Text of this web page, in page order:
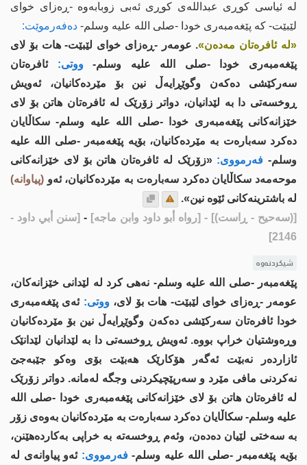
لە ئیاسی کوڕی عبداللەی کوڕی ئەبی زوبابەوە -ڕەزای خوای
لێبێت- کە پێغەمبەری خودا -صلى اللە علیە وسلم- دەفەرموێت:
«لە ئافرەتان مەدەن». عومەر -ڕەزای خوای لێبێت- هات بۆ لای
پێغەمبەری خودا -صلى اللە علیە وسلم-ووتی: ئافرەتان
سەرکێشی دەکەن وگوێڕایەڵ نین بۆ مێردەکانیان، ئەویش
ڕوخسەتی دا بە لێدانیان، دواتر زۆرێک لە ئافرەتان هاتن بۆ لای
خێزانەکانی پێغەمبەری خودا -صلى اللە علیە وسلم- سکاڵایان
دەكرد سەبارەت بە مێردەکانیان، بۆیە پێغەمبەر -صلى اللە علیە
وسلم- فەرمووی: «زۆرێک لە ئافرەتان هاتن بۆ لای خێزانەکانی
موحەمەد سکاڵایان دەكرد سەبارەت بە مێردەکانیان، ئەو (پیاوانە)
لە باشترینەکانی ئێوە نین».
[(سەحیح - ڕاست)] - [رواه أبو داود وابن ماجه] - [سنن أبي داود -
2146]
شیکردنەوە
پێغەمبەر -صلى الله عليه وسلم- نەهی کرد لە لێدانی خێزانەکان،
عومەر -ڕەزای خوای لێبێت- هات بۆ لای، ووتی: ئەی پێغەمبەری
خودا ئافرەتان سەرکێشی دەکەن وگوێڕایەڵ نین بۆ مێردەکانیان
وڕەوشتیان خراپ بووە. ئەویش ڕوخسەتی دا بە لێدانیان لێدانێک
ئازاردەر نەبێت ئەگەر هۆکارێک هەبێت بۆی وەکو جێبەجێ
نەکردنی مافی مێرد و سەرپێچیکردنی وجگە لەمانە. دواتر زۆرێک
لە ئافرەتان هاتن بۆ لای خێزانەکانی پێغەمبەری خودا -صلى اللە
علیە وسلم- سکاڵایان دەكرد سەبارەت بە مێردەکانیان بەوەی زۆر
بە سەختی لێیان دەدەن، وئەم ڕوخسەتە بە خراپی بەکاردەهێنن،
بۆیە پێغەمبەر -صلى اللە علیە وسلم-فەرمووی: ئەو پیاوانەی لە